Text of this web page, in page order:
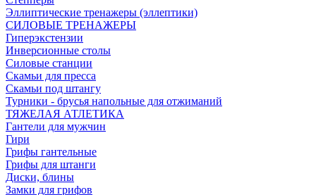
Эллиптические тренажеры (эллептики)
СИЛОВЫЕ ТРЕНАЖЕРЫ
Гиперэкстензии
Инверсионные столы
Силовые станции
Скамьи для пресса
Скамьи под штангу
Турники - брусья напольные для отжиманий
ТЯЖЕЛАЯ АТЛЕТИКА
Гантели для мужчин
Гири
Грифы гантельные
Грифы для штанги
Диски, блины
Замки для грифов